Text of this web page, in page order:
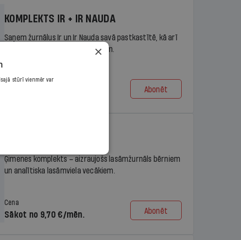
KOMPLEKTS IR + IR NAUDA
Saņem žurnālus Ir un Ir Nauda savā pastkastītē, kā arī
pilnu piekļuvi portāla ir.lv saturam.
Cena
Abonēt
Ģimenes komplekts – aizraujošs lasāmžurnāls bērniem
un analītiska lasāmviela vecākiem.
Cena
Sākot no 9,70 €/mēn. Abonēt
×
stūrī vienmēr var